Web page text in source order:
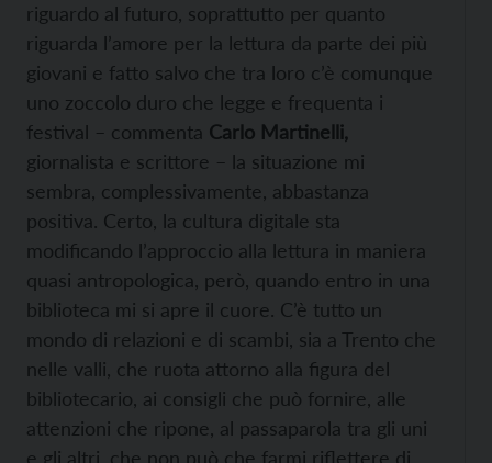
riguardo al futuro, soprattutto per quanto
riguarda l’amore per la lettura da parte dei più
giovani e fatto salvo che tra loro c’è comunque
uno zoccolo duro che legge e frequenta i
festival – commenta Carlo Martinelli,
giornalista e scrittore – la situazione mi
sembra, complessivamente, abbastanza
positiva. Certo, la cultura digitale sta
modificando l’approccio alla lettura in maniera
quasi antropologica, però, quando entro in una
biblioteca mi si apre il cuore. C’è tutto un
mondo di relazioni e di scambi, sia a Trento che
nelle valli, che ruota attorno alla figura del
bibliotecario, ai consigli che può fornire, alle
attenzioni che ripone, al passaparola tra gli uni
e gli altri, che non può che farmi riflettere di